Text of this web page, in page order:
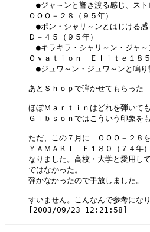
●ジャ～ンと響き渡る感じ、ス
ＯＯＯ－２８（９５年）
●ポン・シャリ～ンとはじける
Ｄ－４５（９５年）
●キラキラ・シャリ～ン・ジャ
Ｏｖａｔｉｏｎ　Ｅｌｉｔｅ１８
●ジュワ～ン・ジュワ～ンと鳴
あとＳｈｏｐで弾かせてもらった
ほぼＭａｒｔｉｎはどれを弾いて
Ｇｉｂｓｏｎではこういう印象を
ただ、この７月に　ＯＯＯ－２８
ＹＡＭＡＫＩ　Ｆ１８０（７４年
なりました。高校・大学と愛用し
ではなかった。
弾かなかったので手放しました。
すいません。こんなんで参考にな